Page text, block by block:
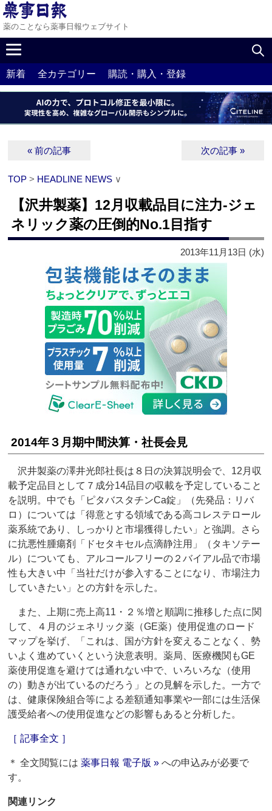
薬のことなら薬事日報ウェブサイト
新着 全カテゴリー 購読・購入・登録
« 前の記事 次の記事 »
TOP > HEADLINE NEWS ∨
【沢井製薬】12月収載品目に注力‐ジェ
ネリック薬の圧倒的No.1目指す
2013年11月13日 (水)
2014年３月期中間決算・社長会見
沢井製薬の澤井光郎社長は８日の決算説明会で、12月収
載予定品目として７成分14品目の収載を予定していること
を説明。中でも「ピタバスタチンCa錠」（先発品：リバ
ロ）については「得意とする領域である高コレステロール
薬系統であり、しっかりと市場獲得したい」と強調。さら
に抗悪性腫瘍剤「ドセタキセル点滴静注用」（タキソテー
ル）についても、アルコールフリーの２バイアル品で市場
性も大きい中「当社だけが参入することになり、市場注力
していきたい」との方針を示した。
また、上期に売上高11・２％増と順調に推移した点に関
して、４月のジェネリック薬（GE薬）使用促進のロード
マップを挙げ、「これは、国が方針を変えることなく、勢
いよく進めていくという決意表明。薬局、医療機関もGE
薬使用促進を避けては通れない中で、いろいろな（使用
の）動きが出ているのだろう」との見解を示した。一方で
は、健康保険組合等による差額通知事業や一部には生活保
護受給者への使用促進などの影響もあると分析した。
［ 記事全文 ］
＊ 全文閲覧には薬事日報 電子版 » への申込みが必要で
す。
関連リンク